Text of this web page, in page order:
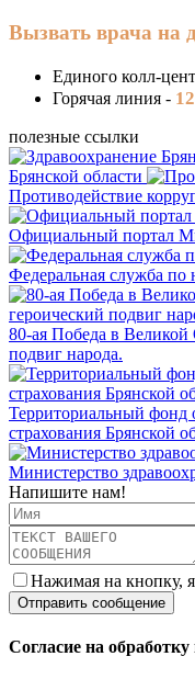
Вызвать врача на
Единого колл-
Горячая линия -
полезные ссылки
Брянской области
Противодействие
Официальный портал
Федеральная служба по
80-ая Победа в Великой
подвиг народа.
Территориальный фонд
страхования Брянской
Министерство
Напишите нам!
Нажимая на кнопку,
Согласие на